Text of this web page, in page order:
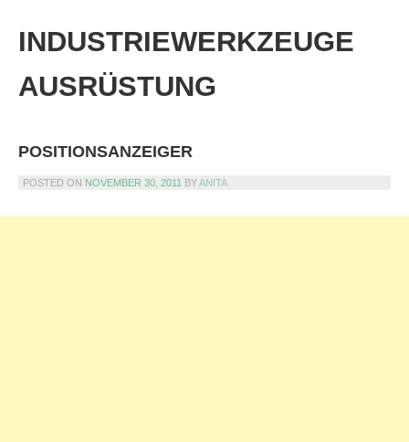
content
INDUSTRIEWERKZEUGE
AUSRÜSTUNG
POSITIONSANZEIGER
POSTED ON NOVEMBER 30, 2011 BYANITA